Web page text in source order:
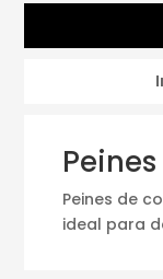
Peines de
ideal para